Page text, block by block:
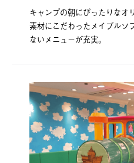
キャンプの朝にぴったりなオ
素材にこだわったメイプルソ
ないメニューが充実。